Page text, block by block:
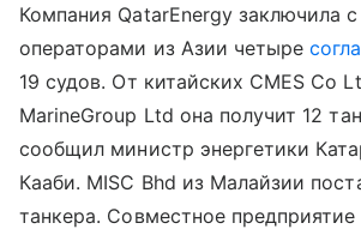
Компания QatarEnergy заключила
операторами из Азии четыре
19 судов. От китайских CMES Co
MarineGroup Ltd она получит 12
сообщил министр энергетики
Кааби. MISC Bhd из Малайзии
танкера. Совместное предприятие